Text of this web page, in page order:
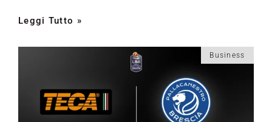
Leggi Tutto »
Business